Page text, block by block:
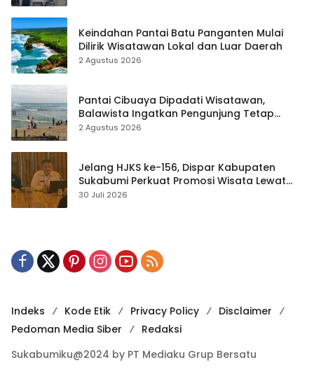
Keindahan Pantai Batu Panganten Mulai
Dilirik Wisatawan Lokal dan Luar Daerah
2 Agustus 2026
Pantai Cibuaya Dipadati Wisatawan,
Balawista Ingatkan Pengunjung Tetap
Waspada
2 Agustus 2026
Jelang HJKS ke-156, Dispar Kabupaten
Sukabumi Perkuat Promosi Wisata Lewat
Publikasi Digital
30 Juli 2026
Indeks Kode Etik Privacy Policy
Disclaimer
Pedoman Media Siber
Redaksi
Sukabumiku@2024 by PT Mediaku Grup Bersatu